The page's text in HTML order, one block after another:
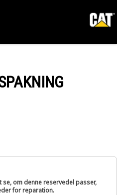
om denne reservedel passer,
for reparation.